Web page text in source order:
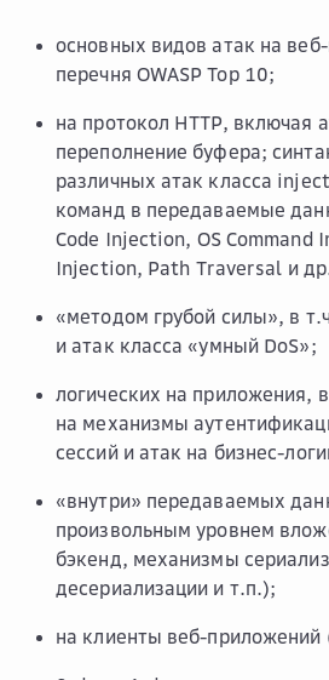
основных видов атак на
перечня OWASP Top 10;
на протокол HTTP, включая
переполнение буфера;
различных атак класса
команд в передаваемые
Code Injection, OS Command
Injection, Path Traversal и
«методом грубой силы», в
и атак класса «умный DoS»;
логических на приложения,
на механизмы
сессий и атак на бизнес-
«внутри» передаваемых
произвольным уровнем
бэкенд, механизмы
десериализации и т.п.);
на клиенты веб-приложений